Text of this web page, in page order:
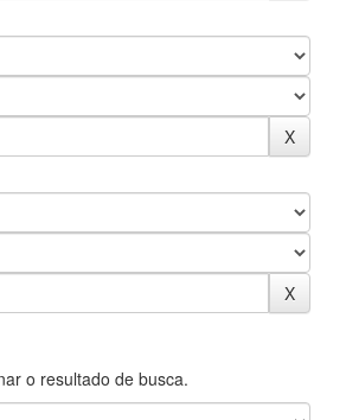
o resultado de busca.